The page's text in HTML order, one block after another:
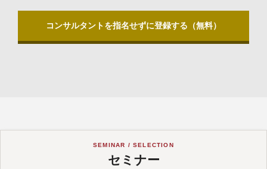
コンサルタントを指名せずに登録する（無料）
SEMINAR / SELECTION
セミナー